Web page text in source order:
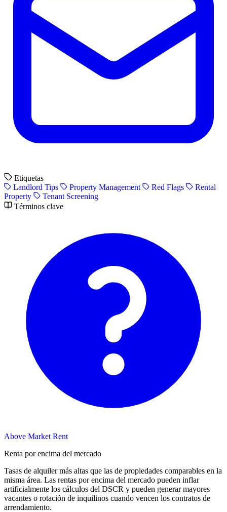
Etiquetas
Landlord Tips
Property Management Red Flags
Rental
Property
Tenant Screening
Términos clave
Above Market Rent
Renta por encima del mercado
Tasas de alquiler más altas que las de propiedades comparables en la
misma área. Las rentas por encima del mercado pueden inflar
artificialmente los cálculos del DSCR y pueden generar mayores
vacantes o rotación de inquilinos cuando vencen los contratos de
arrendamiento.